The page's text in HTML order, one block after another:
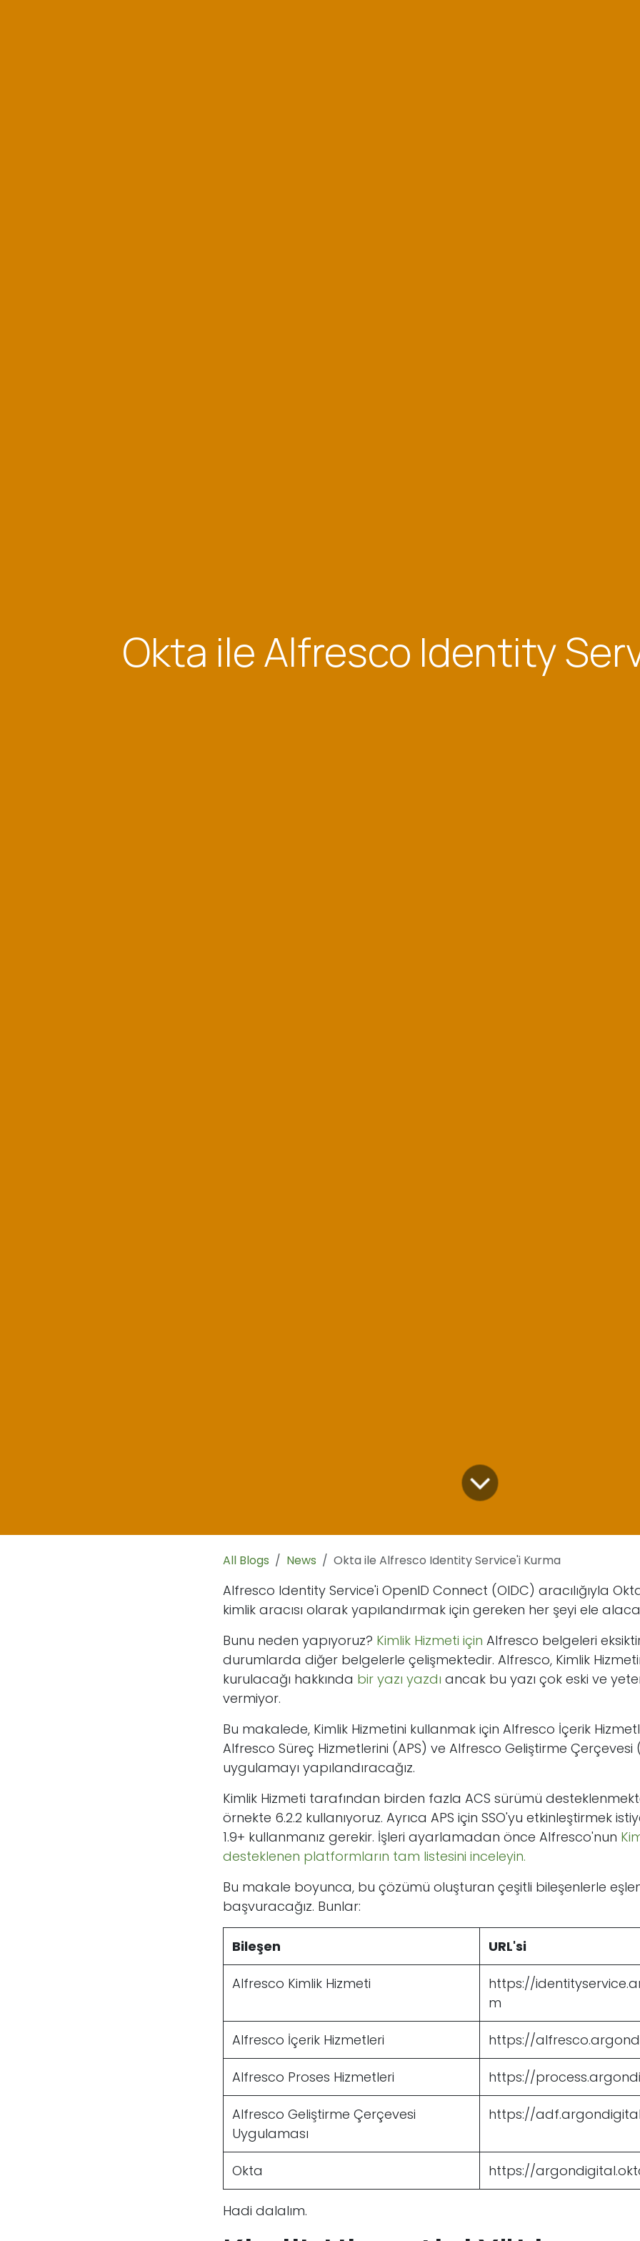
Okta ile Alfresco Identity
All Blogs News Okta ile Alfresco Identity Service'i Kurma
Alfresco Identity Service'i OpenID Connect (OIDC) aracılığıyla
kimlik aracısı olarak yapılandırmak için gereken her şeyi ele
Bunu neden yapıyoruz? Kimlik Hizmeti için Alfresco belgeleri
durumlarda diğer belgelerle çelişmektedir. Alfresco, Kimlik
kurulacağı hakkında bir yazı yazdı ancak bu yazı çok eski ve
vermiyor.
Bu makalede, Kimlik Hizmetini kullanmak için Alfresco İçerik
Alfresco Süreç Hizmetlerini (APS) ve Alfresco Geliştirme Çerçevesi
uygulamayı yapılandıracağız.
Kimlik Hizmeti tarafından birden fazla ACS sürümü
örnekte 6.2.2 kullanıyoruz. Ayrıca APS için SSO'yu etkinleştirmek
1.9+ kullanmanız gerekir. İşleri ayarlamadan önce Alfresco'nun
desteklenen platformların tam listesini inceleyin.
Bu makale boyunca, bu çözümü oluşturan çeşitli bileşenlerle
başvuracağız. Bunlar:
Bileşen URL'si
Alfresco Kimlik Hizmeti
https://
m
Alfresco İçerik Hizmetleri https://
Alfresco Proses Hizmetleri https://
Alfresco Geliştirme Çerçevesi
Uygulaması
https://
Okta https://
Hadi dalalım.